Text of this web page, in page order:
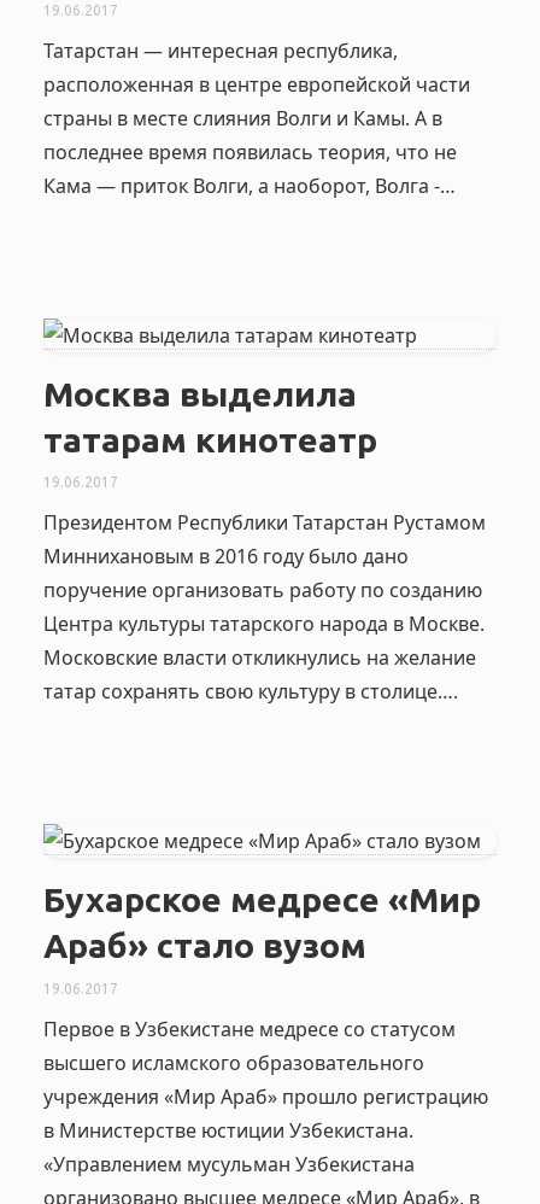
19.06.2017
Татарстан — интересная республика,
расположенная в центре европейской части
страны в месте слияния Волги и Камы. А в
последнее время появилась теория, что не
Кама — приток Волги, а наоборот, Волга -…
Москва выделила
татарам кинотеатр
19.06.2017
Президентом Республики Татарстан Рустамом
Миннихановым в 2016 году было дано
поручение организовать работу по созданию
Центра культуры татарского народа в Москве.
Московские власти откликнулись на желание
татар сохранять свою культуру в столице….
Бухарское медресе «Мир
Араб» стало вузом
19.06.2017
Первое в Узбекистане медресе со статусом
высшего исламского образовательного
учреждения «Мир Араб» прошло регистрацию
в Министерстве юстиции Узбекистана.
«Управлением мусульман Узбекистана
организовано высшее медресе «Мир Араб», в